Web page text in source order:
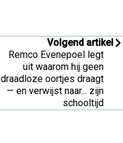
Volgend artikel
Remco Evenepoel legt
uit waarom hij geen
draadloze oortjes draagt
— en verwijst naar... zijn
schooltijd